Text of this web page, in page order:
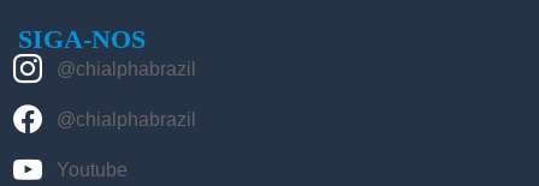
SIGA-NOS
@chialphabrazil
@chialphabrazil
Youtube